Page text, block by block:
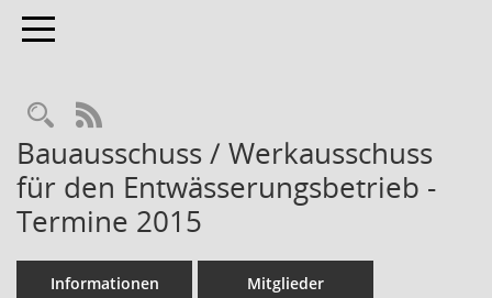
Toggle navigation
Rechercheauswahl
RSS-Feed
Bauausschuss / Werkausschuss
für den Entwässerungsbetrieb -
Termine 2015
Informationen Mitglieder